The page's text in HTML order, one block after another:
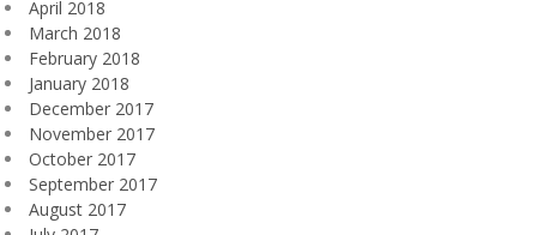
April 2018
March 2018
February 2018
January 2018
December 2017
November 2017
October 2017
September 2017
August 2017